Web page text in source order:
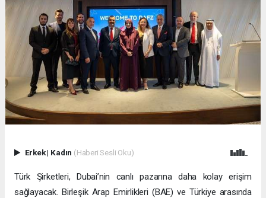
Erkek| Kadın (Haberi Sesli Oku)
Türk Şirketleri, Dubai’nin canlı pazarına daha kolay erişim
sağlayacak. Birleşik Arap Emirlikleri (BAE) ve Türkiye arasında